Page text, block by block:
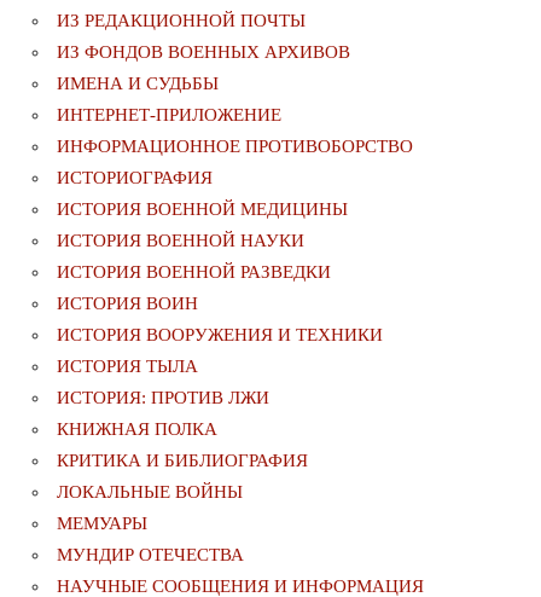
ИЗ РЕДАКЦИОННОЙ ПОЧТЫ
ИЗ ФОНДОВ ВОЕННЫХ АРХИВОВ
ИМЕНА И СУДЬБЫ
ИНТЕРНЕТ-ПРИЛОЖЕНИЕ
ИНФОРМАЦИОННОЕ ПРОТИВОБОРСТВО
ИСТОРИОГРАФИЯ
ИСТОРИЯ ВОЕННОЙ МЕДИЦИНЫ
ИСТОРИЯ ВОЕННОЙ НАУКИ
ИСТОРИЯ ВОЕННОЙ РАЗВЕДКИ
ИСТОРИЯ ВОИН
ИСТОРИЯ ВООРУЖЕНИЯ И ТЕХНИКИ
ИСТОРИЯ ТЫЛА
ИСТОРИЯ: ПРОТИВ ЛЖИ
КНИЖНАЯ ПОЛКА
КРИТИКА И БИБЛИОГРАФИЯ
ЛОКАЛЬНЫЕ ВОЙНЫ
МЕМУАРЫ
МУНДИР ОТЕЧЕСТВА
НАУЧНЫЕ СООБЩЕНИЯ И ИНФОРМАЦИЯ